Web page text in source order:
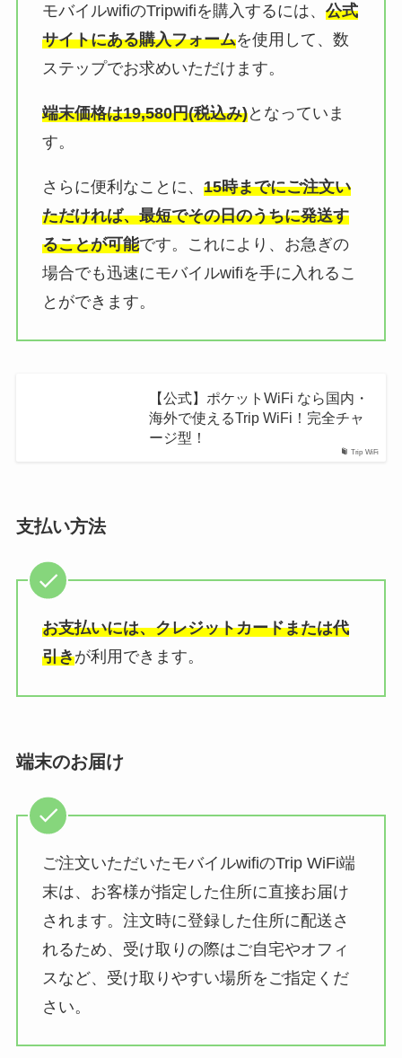
モバイルwifiのTripwifiを購入するには、 公式
サイトにある購入フォームを使用して、数
ステップでお求めいただけます。
端末価格は19,580円(税込み)となっていま
す。
さらに便利なことに、 15時までにご注文い
ただければ、最短でその日のうちに発送す
ることが可能です。これにより、お急ぎの
場合でも迅速にモバイルwifiを手に入れるこ
とができます。
Trip WiFi
【公式】ポケットWiFi なら国内・
海外で使えるTrip WiFi！完全チャ
ージ型！
支払い方法
お支払いには、クレジットカードまたは代
引きが利用できます。
端末のお届け
ご注文いただいたモバイルwifiのTrip WiFi端
末は、お客様が指定した住所に直接お届け
されます。注文時に登録した住所に配送さ
れるため、受け取りの際はご自宅やオフィ
スなど、受け取りやすい場所をご指定くだ
さい。